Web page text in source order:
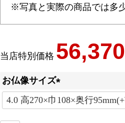
※写真と実際の商品では多
当店特別価格 56,370
お仏像サイズ
(
必